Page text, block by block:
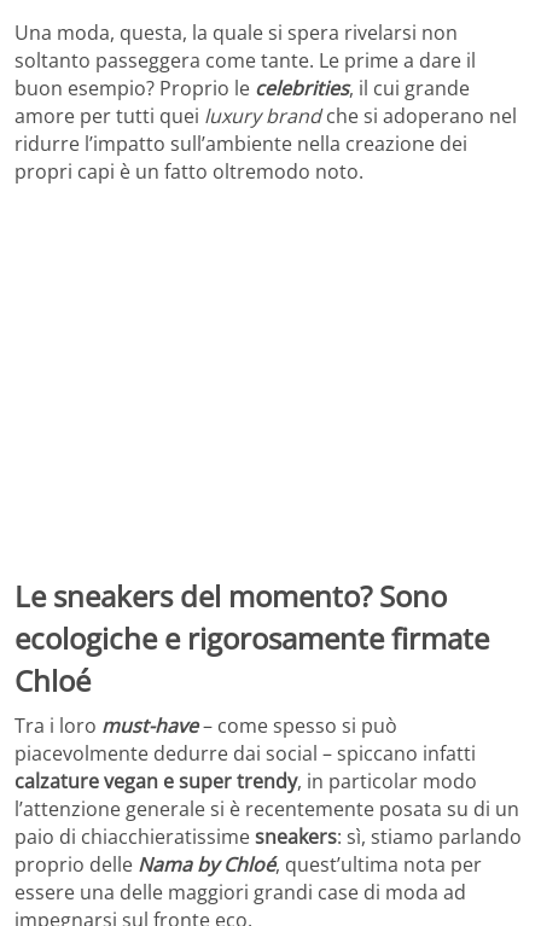
Una moda, questa, la quale si spera rivelarsi non
soltanto passeggera come tante. Le prime a dare il
buon esempio? Proprio le celebrities, il cui grande
amore per tutti quei luxury brandche si adoperano nel
ridurre l’impatto sull’ambiente nella creazione dei
propri capi è un fatto oltremodo noto.
Le sneakers del momento? Sono
ecologiche e rigorosamente firmate
Chloé
Tra i loro must-have– come spesso si può
piacevolmente dedurre dai social – spiccano infatti
calzature vegan e super trendy, in particolar modo
l’attenzione generale si è recentemente posata su di un
paio di chiacchieratissimesneakers: sì, stiamo parlando
proprio delle Nama by Chloé, quest’ultima nota per
essere una delle maggiori grandi case di moda ad
impegnarsi sul fronte eco.